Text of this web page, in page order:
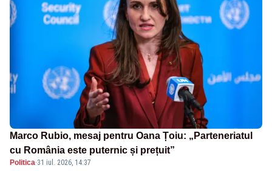
Marco Rubio, mesaj pentru Oana Țoiu: „Parteneriatul
cu România este puternic și prețuit”
Politica·31 iul. 2026, 14:37